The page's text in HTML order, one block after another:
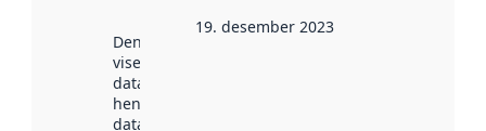
Denne datoen
viser når
datasettet vart
henta inn av
data.norge.no.
19. desember 2023